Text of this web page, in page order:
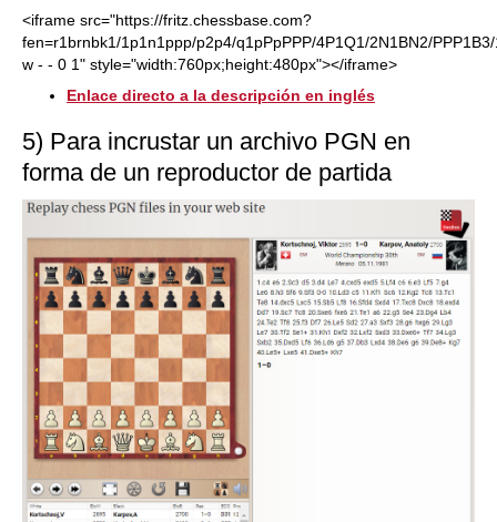
<iframe src="https://fritz.chessbase.com?
fen=r1brnbk1/1p1n1ppp/p2p4/q1pPpPPP/4P1Q1/2N1BN2/
w - - 0 1" style="width:760px;height:480px"></iframe>
Enlace directo a la descripción en inglés
5) Para incrustar un archivo PGN en
forma de un reproductor de partida